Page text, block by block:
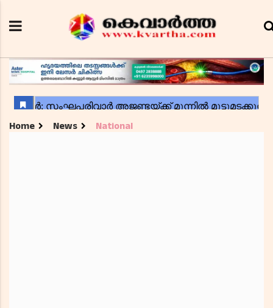
Home News National